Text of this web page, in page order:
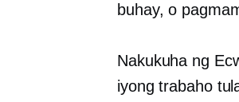
buhay, o
Nakukuha ng
iyong trabaho